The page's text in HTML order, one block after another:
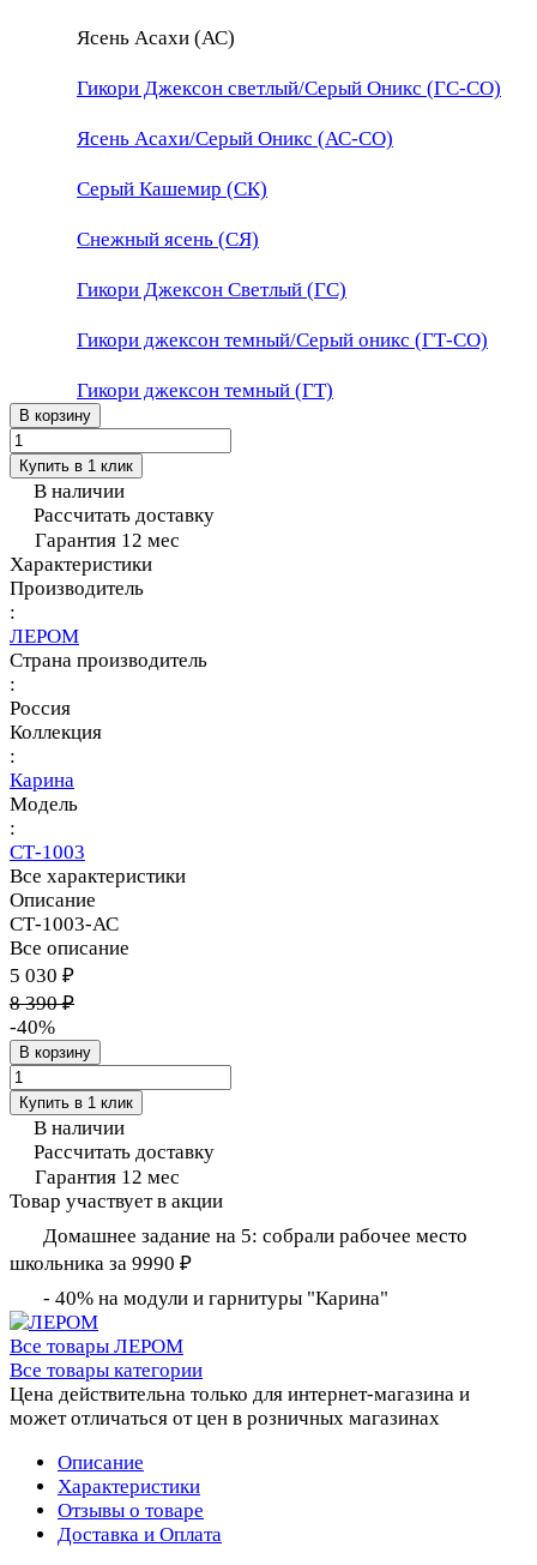
Ясень Асахи (АС)
Гикори Джексон светлый/Серый Оникс (ГС-СО)
Ясень Асахи/Серый Оникс (АС-СО)
Серый Кашемир (СК)
Снежный ясень (СЯ)
Гикори Джексон Светлый (ГС)
Гикори джексон темный/Серый оникс (ГТ-СО)
Гикори джексон темный (ГТ)
В корзину
Купить в 1 клик
В наличии
Рассчитать доставку
Гарантия 12 мес
Характеристики
Производитель
:
ЛЕРОМ
Страна производитель
:
Россия
Коллекция
:
Карина
Модель
:
СТ-1003
Все характеристики
Описание
СТ-1003-АС
Все описание
5 030 ₽
8 390 ₽
-40%
В корзину
Купить в 1 клик
В наличии
Рассчитать доставку
Гарантия 12 мес
Товар участвует в акции
Домашнее задание на 5: собрали рабочее место
школьника за 9990 ₽
- 40% на модули и гарнитуры "Карина"
Все товары ЛЕРОМ
Все товары категории
Цена действительна только для интернет-магазина и
может отличаться от цен в розничных магазинах
Описание
Характеристики
Отзывы о товаре
Доставка и Оплата